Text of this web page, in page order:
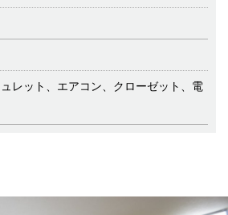
レット、エアコン、クローゼット、電